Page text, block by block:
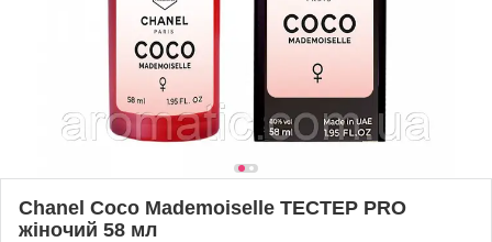
Chanel Coco Mademoiselle ТЕСТЕР PRO
жіночий 58 мл